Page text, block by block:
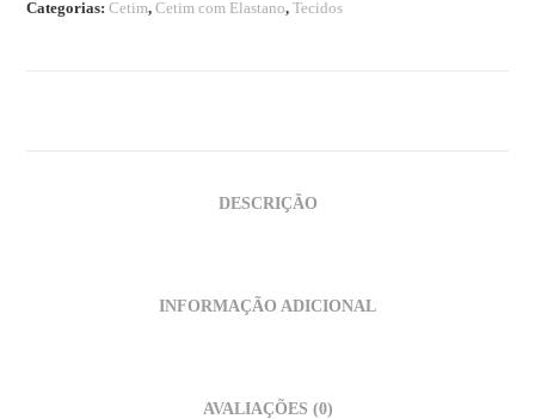
Categorias:Cetim,Cetim com Elastano,Tecidos
DESCRIÇÃO
INFORMAÇÃO ADICIONAL
AVALIAÇÕES (0)